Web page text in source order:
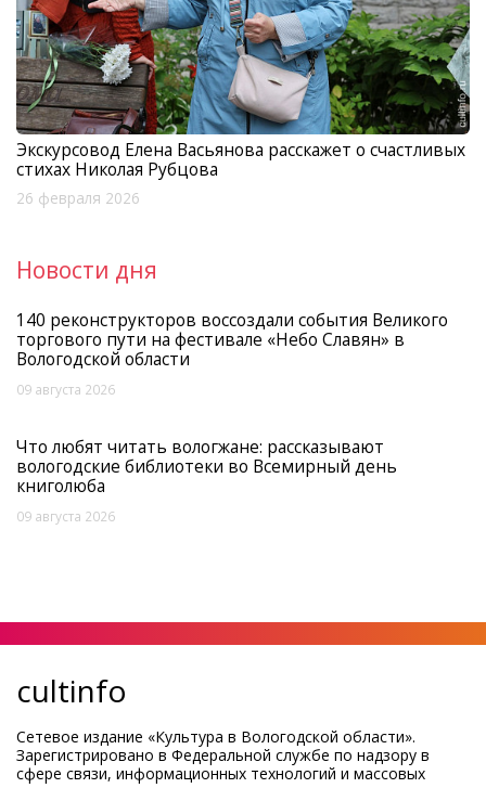
Экскурсовод Елена Васьянова расскажет о счастливых
стихах Николая Рубцова
26 февраля 2026
Новости дня
140 реконструкторов воссоздали события Великого
торгового пути на фестивале «Небо Славян» в
Вологодской области
09 августа 2026
Что любят читать вологжане: рассказывают
вологодские библиотеки во Всемирный день
книголюба
09 августа 2026
cultinfo
Сетевое издание «Культура в Вологодской области».
Зарегистрировано в Федеральной службе по надзору в
сфере связи, информационных технологий и массовых